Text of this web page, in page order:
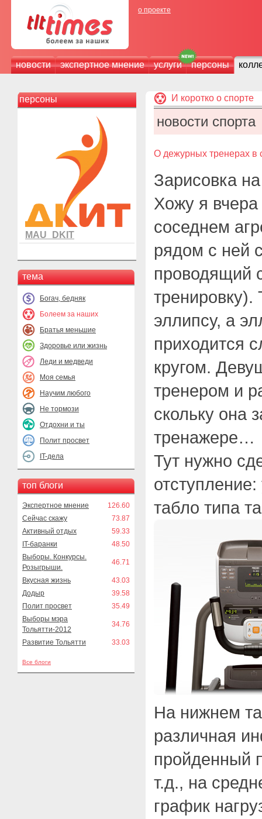
о проекте
новости экспертное мнение услуги персоны
персоны
MAU_DKIT
тема
Богач, бедняк
Болеем за наших
Братья меньшие
Здоровье или жизнь
Леди и медведи
Моя семья
Научим любого
Не тормози
Отдохни и ты
Полит просвет
IT-дела
топ блоги
Экспертное мнение
126.60
Сейчас скажу
73.87
Активный отдых
59.33
IT-баранки
48.50
Выборы. Конкурсы.
Розыгрыши.
46.71
Вкусная жизнь
43.03
Додыр
39.58
Полит просвет
35.49
Выборы мэра
Тольятти-2012
34.76
Развитие Тольятти 33.03
Все блоги
И коротко о спорте
новости спорта
О дежурных тренерах в
Зарисовка
Хожу я
соседнем
рядом с ней
проводящий
тренировку).
эллипсу, а
приходится
кругом.
тренером и
скольку она
тренажере…
Тут нужно
табло типа
На нижнем
различная
пройденный
т.д., на
график